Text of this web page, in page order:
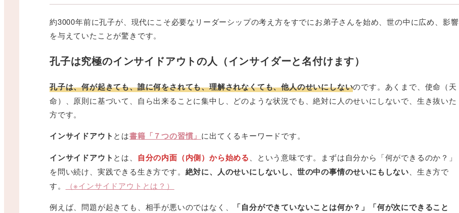
約3000年前に孔子が、現代にこそ必要なリーダーシップの考え方をすでにお弟子さんを始め、世の中に広め、影響
を与えていたことが驚きです。
孔子は究極のインサイドアウトの人（インサイダーと名付けます）
孔子は、何が起きても、誰に何をされても、理解されなくても、他人のせいにしないのです。あくまで、使命（天
命）、原則に基づいて、自ら出来ることに集中し、どのような状況でも、絶対に人のせいにしないで、生き抜いた
方です。
インサイドアウト とは書籍「７つの習慣」 に出てくるキーワードです。
インサイドアウト とは、 自分の内面（内側）から始める 、という意味です。まずは自分から「何ができるのか？」
を問い続け、実践できる生き方です。 絶対に、人のせいにしないし、世の中の事情のせいにもしない 、生き方で
す。
（※インサイドアウトとは？）
例えば、問題が起きても、相手が悪いのではなく、
「自分ができていないことは何か？」「何が次にできること